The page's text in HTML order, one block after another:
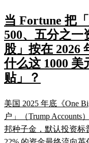
当 Fortune 把
500、五分之
股」按在 2026
什么这 1000
贴」？
美国 2025 年底《One
户」（Trump Accounts
邦种子金，默认投资标